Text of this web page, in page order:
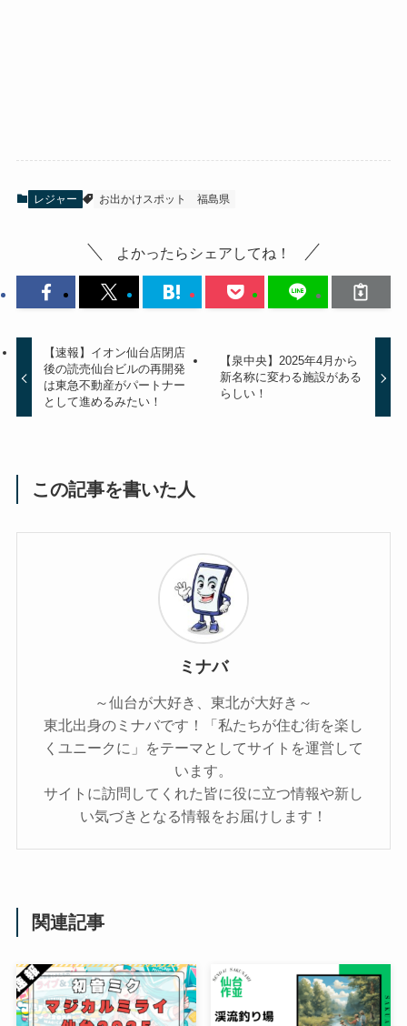
レジャー お出かけスポット 福島県
よかったらシェアしてね！
【速報】イオン仙台店閉店
後の読売仙台ビルの再開発
は東急不動産がパートナー
として進めるみたい！
【泉中央】2025年4月から
新名称に変わる施設がある
らしい！
この記事を書いた人
ミナバ
～仙台が大好き、東北が大好き～
東北出身のミナバです！「私たちが住む街を楽し
くユニークに」をテーマとしてサイトを運営して
います。
サイトに訪問してくれた皆に役に立つ情報や新し
い気づきとなる情報をお届けします！
関連記事